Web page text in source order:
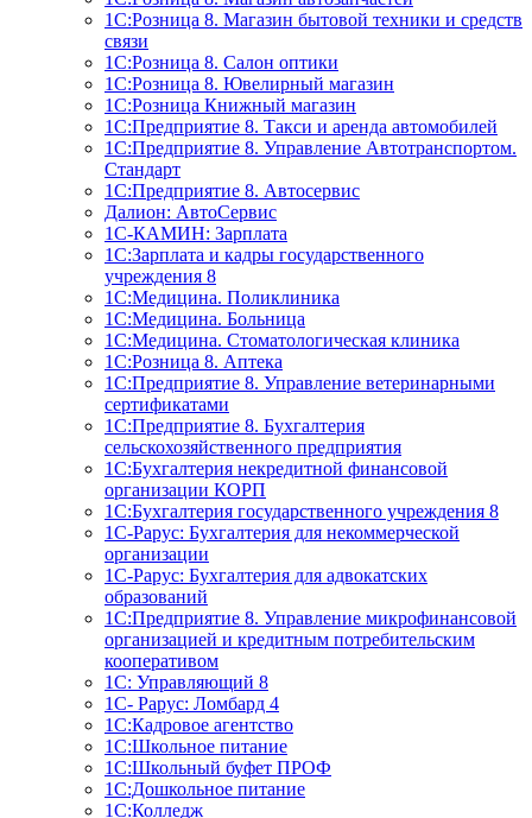
1С:Розница 8. Магазин бытовой техники и средств
связи
1С:Розница 8. Салон оптики
1С:Розница 8. Ювелирный магазин
1С:Розница Книжный магазин
1C:Предприятие 8. Такси и аренда автомобилей
1С:Предприятие 8. Управление Автотранспортом.
Стандарт
1C:Предприятие 8. Автосервис
Далион: АвтоСервис
1С-КАМИН: Зарплата
1С:Зарплата и кадры государственного
учреждения 8
1С:Медицина. Поликлиника
1С:Медицина. Больница
1С:Медицина. Стоматологическая клиника
1С:Розница 8. Аптека
1C:Предприятие 8. Управление ветеринарными
сертификатами
1С:Предприятие 8. Бухгалтерия
сельскохозяйственного предприятия
1C:Бухгалтерия некредитной финансовой
организации КОРП
1С:Бухгалтерия государственного учреждения 8
1С-Рарус: Бухгалтерия для некоммерческой
организации
1С-Рарус: Бухгалтерия для адвокатских
образований
1С:Предприятие 8. Управление микрофинансовой
организацией и кредитным потребительским
кооперативом
1С: Управляющий 8
1С- Рарус: Ломбард 4
1С:Кадровое агентство
1С:Школьное питание
1С:Школьный буфет ПРОФ
1C:Дошкольное питание
1С:Колледж